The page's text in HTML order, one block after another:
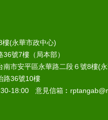
樓(永華市政中心)
號7樓（局本部）
南市安平區永華路二段６號8樓(
路36號10樓
18:00 意見信箱